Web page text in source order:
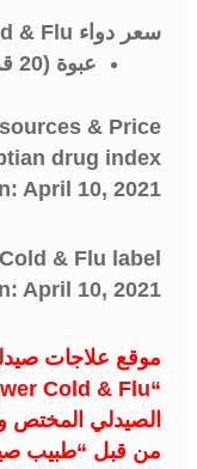
سعر دواء Power Cold & Flu باور كولد أند فلو
عبوة (20 قرص) :
& Price
drug index
April 10, 2021
& Flu label
April 10, 2021
موقع علاجات
الصيدلي المختص
من قبل “طبيب